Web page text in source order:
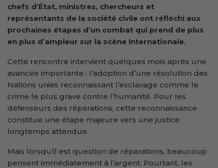
chefs d’État, ministres, chercheurs et
représentants de la société civile ont réfléchi aux
prochaines étapes d’un combat qui prend de plus
en plus d’ampleur sur la scène internationale.
Cette rencontre intervient quelques mois après une
avancée importante : l’adoption d’une résolution des
Nations unies reconnaissant l’esclavage comme le
crime le plus grave contre l’humanité. Pour les
défenseurs des réparations, cette reconnaissance
constitue une étape majeure vers une justice
longtemps attendue.
Mais lorsqu’il est question de réparations, beaucoup
pensent immédiatement à l’argent. Pourtant, les